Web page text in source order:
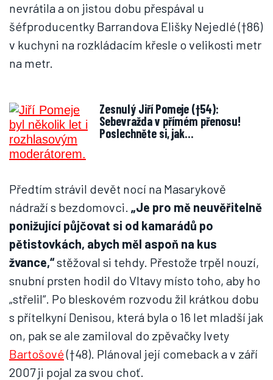
nevrátila a on jistou dobu přespával u
šéfproducentky Barrandova Elišky Nejedlé (†86)
v kuchyni na rozkládacím křesle o velikosti metr
na metr.
Zesnulý Jiří Pomeje (†54):
Sebevražda v přímém přenosu!
Poslechněte si, jak…
Předtím strávil devět nocí na Masarykově
nádraží s bezdomovci. „Je pro mě neuvěřitelně
ponižující půjčovat si od kamarádů po
pětistovkách, abych měl aspoň na kus
žvance,“stěžoval si tehdy. Přestože trpěl nouzí,
snubní prsten hodil do Vltavy místo toho, aby ho
„střelil“. Po bleskovém rozvodu žil krátkou dobu
s přítelkyní Denisou, která byla o 16 let mladší jak
on, pak se ale zamiloval do zpěvačky Ivety
Bartošové(†48). Plánoval její comeback a v září
2007 ji pojal za svou choť.